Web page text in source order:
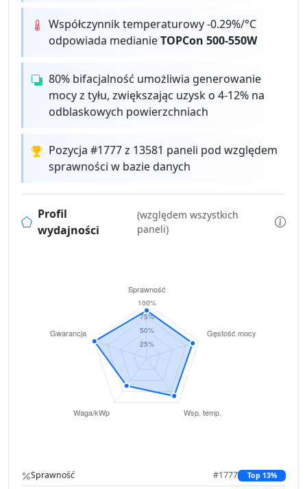
Współczynnik temperaturowy -0.29%/°C
odpowiada medianieTOPCon 500-550W
80% bifacjalność umożliwia generowanie
mocy z tyłu, zwiększając uzysk o 4-12% na
odblaskowych powierzchniach
Pozycja #1777 z 13581 paneli pod względem
sprawności w bazie danych
Profil
wydajności
(względem wszystkich
paneli)
Sprawność #1777 Top 13%